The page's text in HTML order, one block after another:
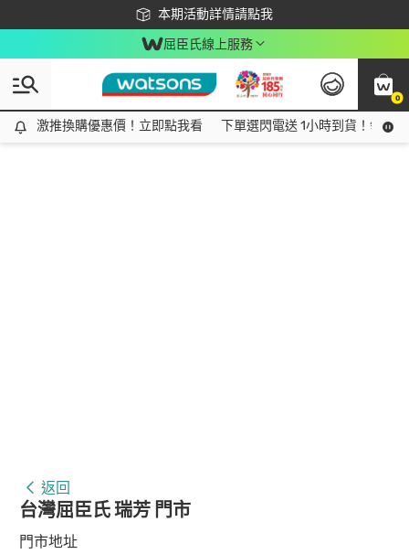
本期活動詳情請點我
下載app最高回饋$350
屈臣氏線上服務
0
激推換購優惠價！立即點我看
激推換購優惠價！立即點我看 下單選閃電送 1小時到貨！領神
返回
台灣屈臣氏 瑞芳 門市
門市地址